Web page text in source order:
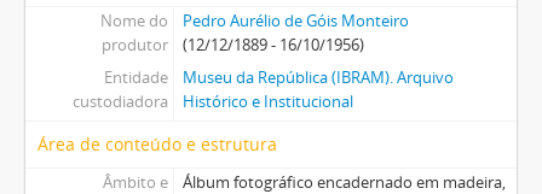
Nome do
produtor
Pedro Aurélio de Góis Monteiro
(12/12/1889 - 16/10/1956)
Entidade
custodiadora
Museu da República (IBRAM). Arquivo
Histórico e Institucional
Área de conteúdo e estrutura
Âmbito e
Álbum fotográfico encadernado em madeira,